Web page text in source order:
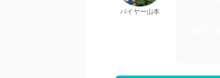
バイヤー山本